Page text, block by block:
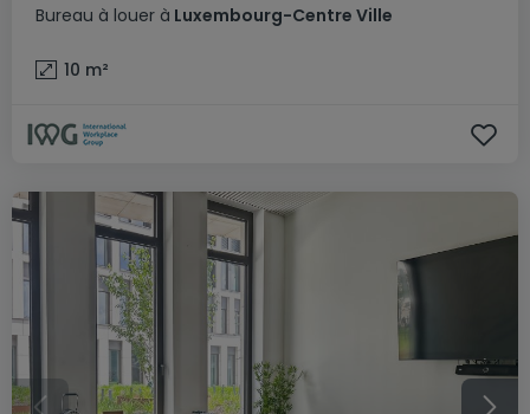
Bureau à louer à Luxembourg-Centre Ville
10 m²